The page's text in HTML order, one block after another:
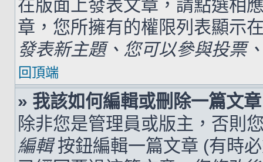
在版面上發表文章，請點選相
章，您所擁有的權限列表顯示
發表新主題、您可以參與投票
回頂端
» 我該如何編輯或刪除一篇文
除非您是管理員或版主，否則
編輯按鈕編輯一篇文章 (有時